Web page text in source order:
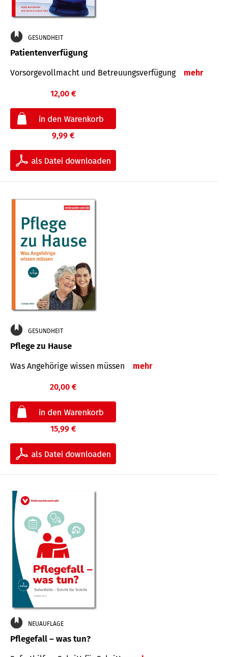
GESUNDHEIT
Patientenverfügung
Vorsorgevollmacht und Betreuungsverfügung mehr
12,00 €
9,99 €
GESUNDHEIT
Pflege zu Hause
Was Angehörige wissen müssen mehr
20,00 €
15,99 €
NEUAUFLAGE
Pflegefall – was tun?